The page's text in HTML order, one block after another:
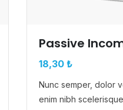
Passive
18,30 ₺
Nunc semper, dolor
enim nibh